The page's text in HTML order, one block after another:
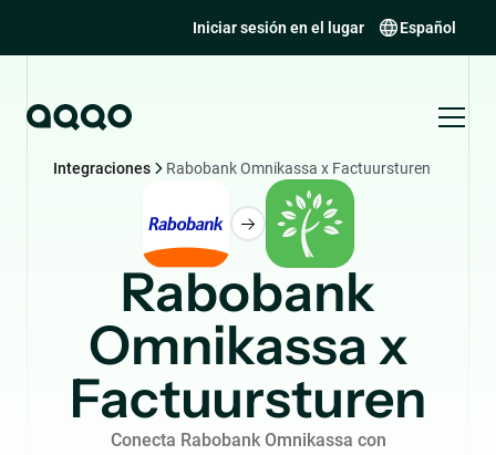
Iniciar sesión en el lugar Español
Integraciones Rabobank Omnikassa x Factuursturen
Rabobank
Omnikassa x
Factuursturen
Conecta Rabobank Omnikassa con